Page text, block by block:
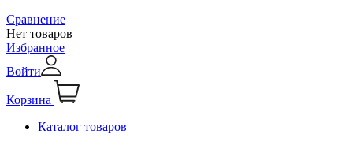
Сравнение
Нет товаров
Избранное
Войти
Корзина
Каталог товаров